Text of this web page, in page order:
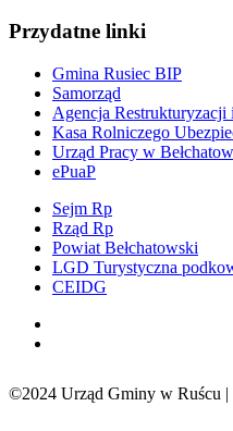
Przydatne linki
Gmina Rusiec BIP
Samorząd
Agencja
Kasa Rolniczego
Urząd Pracy w
ePuaP
Sejm Rp
Rząd Rp
Powiat Bełchatowski
LGD Turystyczna
CEIDG
©2024 Urząd Gminy w Ruścu |